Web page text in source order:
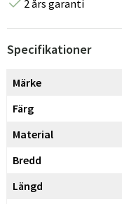
2 års garanti
Specifikationer
Märke
Färg
Material
Bredd
Längd